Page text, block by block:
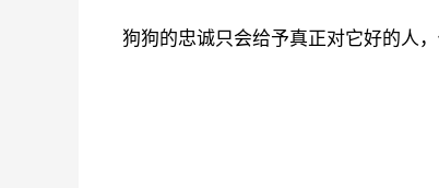
狗狗的忠诚只会给予真正对它好的人